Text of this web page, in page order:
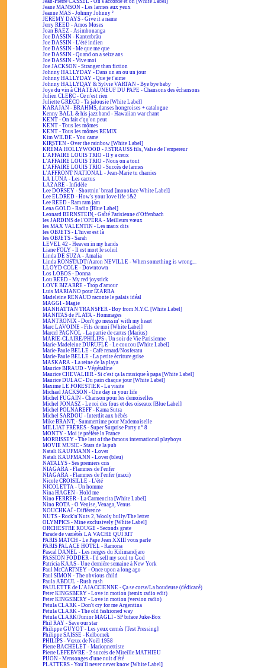
Jean-Pierre CASSEL - On s'accorde et on [White Label]
Jeane MANSON - Les larmes aux yeux
Jeanne MAS - Johnny Johnny ²
JEREMY DAYS - Give it a name
Jerry REED - Amos Moses
Joan BAEZ - Asimbonanga
Joe DASSIN - Kanterbräu
Joe DASSIN - L'été indien
Joe DASSIN - Me que me que
Joe DASSIN - Quand on a seize ans
Joe DASSIN - Vive moi
Joe JACKSON - Stranger than fiction
Johnny HALLYDAY - Dans un an ou un jour
Johnny HALLYDAY - Que je t'aime
Johnny HALLYDAY & Sylvie VARTAN - Bye bye baby
Joye du vin à CHÂTEAUNEUF DU PAPE - Chansons des échansons
Julien CLERC - Ce n'est rien
Juliette GRÉCO - Ta jalousie [White Label]
KARAJAN - BRAHMS, danses hongroises + catalogue
Kenny BALL & his jazz band - Hawaiian war chant
KENT - On fait c'qu'on peut
KENT - Tous les mômes
KENT - Tous les mômes REMIX
Kim WILDE - You came
KIRSTEN - Over the rainbow [White Label]
KRÉMA HOLLYWOOD - J.STRAUSS fils, Valse de l'empereur
L'AFFAIRE LOUIS TRIO - Il y a ceux
L'AFFAIRE LOUIS TRIO - Nous on a tout
L'AFFAIRE LOUIS TRIO - Succès de larmes
L'AFFRONT NATIONAL - Jean-Marie tu charries
LA LUNA - Les cactus
LAZARE - Infidèle
Lee DORSEY - Shortnin' bread [monoface White Label]
Lee ELDRED - How's your love life 1&2
Lee REED - Ram ram jam
Lena GOLD - Radio [Blue Label]
Leonard BERNSTEIN - Gaîté Parisienne d'Offenbach
les JARDINS de l'OPÉRA - Meilleurs vœux
les MAX VALENTIN - Les maux dits
les OBJETS - L'hiver est là
les OBJETS - Sarah
LEVEL 42 - Heaven in my hands
Liane FOLY - Il est mort le soleil
Linda DE SUZA - Amalia
Linda RONSTADT/Aaron NEVILLE - When something is wrong...
LLOYD COLE - Downtown
Los LOBOS - Donna
Lou REED - My red joystick
LOVE BIZARRE - Trop d'amour
Luis MARIANO pour IZARRA
Madeleine RENAUD raconte le palais idéal
MAGGI - Magie
MANHATTAN TRANSFER - Boy from N.Y.C. [White Label]
MANITAS de PLATA - Hommages
MANTRONIX - Don't go messin' with my heart
Marc LAVOINE - Fils de moi [White Label]
Marcel PAGNOL - La partie de cartes (Marius)
MARIE-CLAIRE/PHILIPS - Un soir de Vie Parisienne
Marie-Madeleine DURUFLÉ - Le coucou [White Label]
Marie-Paule BELLE - Café renard/Nosferatu
Marie-Paule BELLE - La petite écriture grise
MASKARA - La reine de la playa
Maurice BIRAUD - Végétaline
Maurice CHEVALIER - Si c'est ça la musique à papa [White Label]
Maurice DULAC - Du pain chaque jour [White Label]
Maxime LE FORESTIER - La visite
Michael JACKSON - One day in your life
Michel FUGAIN - Chanson pour les demoiselles
Michel JONASZ - Le roi des fous et des oiseaux [Blue Label]
Michel POLNAREFF - Kama Sutra
Michel SARDOU - Interdit aux bébés
Mike BRANT - Summertime pour Mademoiselle
MILLIAT FRÈRES - Super Surprise Party n° 8
MONTY - Moi je préfère la France
MORRISSEY - The last of the famous international playboys
MOVIE MUSIC - Stars de la pub
Natali KAUFMANN - Lover
Natali KAUFMANN - Lover (bleu)
NATALYS - Ses premiers cris
NIAGARA - Flammes de l'enfer
NIAGARA - Flammes de l'enfer (maxi)
Nicole CROISILLE - L'été
NICOLETTA - Un homme
Nina HAGEN - Hold me
Nino FERRER - La Carmencita [White Label]
Nino ROTA - O Venise, Venaga, Venus
NOUCHKAÏ - Différence
NUTS - Rock'n'Nuts 2, Wooly bully/The letter
OLYMPICS - Mine exclusively [White Label]
ORCHESTRE ROUGE - Seconds grate
Parade de variétés LA VACHE QUI RIT
PARIS MATCH - Le Pape Jean XXIII vous parle
PARIS PALACE HOTEL - Ramona
Pascal DANEL - Les neiges du Kilimandjaro
PASSION FODDER - I'd sell my soul to God
Patricia KAAS - Une dernière semaine à New York
Paul McCARTNEY - Once upon a long ago
Paul SIMON - The obvious child
Paula ABDUL - Rush rush
PAULETTE de L'AJACCIENNE - Ça se corse/La boudeuse (dédicacé)
Peter KINGSBERY - Love in motion (remix radio edit)
Peter KINGSBERY - Love in motion (version radio)
Petula CLARK - Don't cry for me Argentina
Petula CLARK - The old fashioned way
Petula CLARK/Junior MAGLI - SP biface Juke-Box
Phil RAY - Save our star
Philippe GUYOT - Les yeux cernés [Test Pressing]
Philippe SAISSE - Kelbomek
PHILIPS - Vœux de Noël 1958
Pierre BACHELET - Marionnettiste
Pierre LEFEBVRE - 2 succès de Mireille MATHIEU
PIJON - Mensonges d'une nuit d'été
PLATTERS - You'll never never know [White Label]